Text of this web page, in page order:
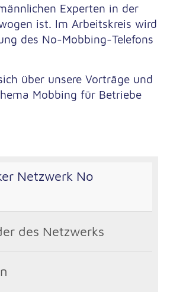
Experten in der
ist. Im Arbeitskreis wird
des No-Mobbing-Telefons
über unsere Vorträge und
Mobbing für Betriebe
Netzwerk No
des Netzwerks